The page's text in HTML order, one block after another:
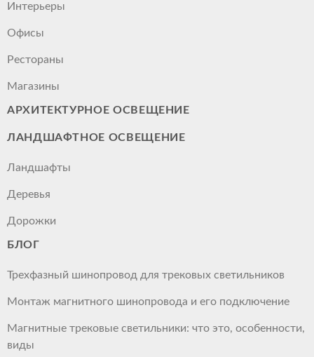
Интерьеры
Офисы
Рестораны
Магазины
АРХИТЕКТУРНОЕ ОСВЕЩЕНИЕ
ЛАНДШАФТНОЕ ОСВЕЩЕНИЕ
Ландшафты
Деревья
Дорожки
БЛОГ
Трехфазный шинопровод для трековых светильников
Монтаж магнитного шинопровода и его подключение
Магнитные трековые светильники: что это, особенности,
виды